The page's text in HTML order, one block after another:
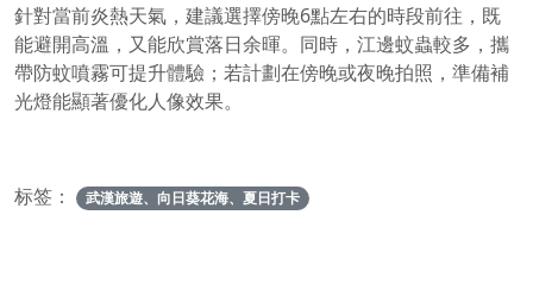
針對當前炎熱天氣，建議選擇傍晚6點左右的時段前往，既
能避開高溫，又能欣賞落日余暉。同時，江邊蚊蟲較多，攜
帶防蚊噴霧可提升體驗；若計劃在傍晚或夜晚拍照，準備補
光燈能顯著優化人像效果。
标签： 武漢旅遊、向日葵花海、夏日打卡